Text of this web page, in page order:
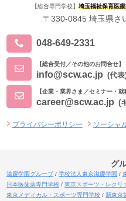
【総合専門学校】 埼玉福祉保育医
〒330-0845 埼玉県さ
048-649-2331
【総合受付／その他のお問合せ】
info@scw.ac.jp (代表
【企業・業界さま／セミナー・
career@scw.ac.jp (
プライバシーポリシー ソーシャ
グ
滋慶学園グループ 学校法人東京滋慶学園
日本医歯薬専門学校
東京スポーツ・レクリ
東京メディカル・スポーツ専門学校
新東京